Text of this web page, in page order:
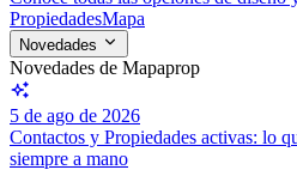
PropiedadesMapa
Novedades
Novedades de Mapaprop
5 de ago de 2026
Contactos y Propiedades activas: lo
siempre a mano